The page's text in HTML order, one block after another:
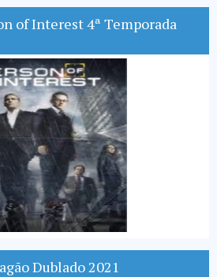
of Interest 4ª Temporada
Dublado 2021